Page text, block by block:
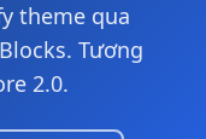
theme qua
Tương
2.0.